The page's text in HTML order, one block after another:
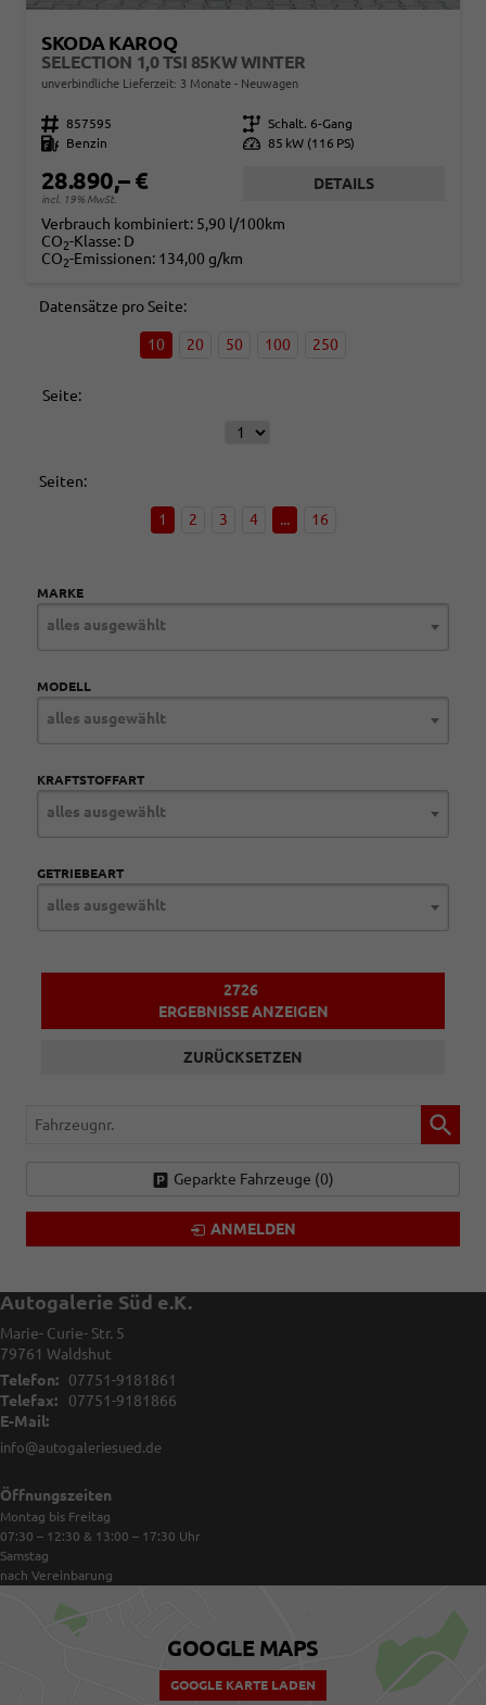
SKODA KAROQ
SELECTION 1,0 TSI 85KW WINTER
unverbindliche Lieferzeit: 3 Monate Neuwagen
Fahrzeugnr. 857595 Getriebe Schalt. 6-Gang
Kraftstoff
Benzin Leistung 85 kW (116 PS)
28.890,– €
incl. 19% MwSt.
DETAILS
Verbrauch kombiniert: 5,90 l/100km
CO2-Klasse: D
CO2-Emissionen: 134,00 g/km
Datensätze pro Seite:
10 20 50 100 250
Seite:
Seiten:
1 2 3 4 ... 16
MARKE
alles ausgewählt
MODELL
alles ausgewählt
KRAFTSTOFFART
alles ausgewählt
GETRIEBEART
alles ausgewählt
2726
ERGEBNISSE ANZEIGEN
ZURÜCKSETZEN
Fahrzeugnr.
Geparkte Fahrzeuge (0)
ANMELDEN
Autogalerie Süd e.K.
Marie- Curie- Str. 5
79761 Waldshut
Telefon:
07751-9181861
Telefax:
07751-9181866
E-Mail:
info@autogaleriesued.de
Öffnungszeiten
Montag bis Freitag
07:30 – 12:30 & 13:00 – 17:30 Uhr
Samstag
nach Vereinbarung
GOOGLE MAPS
GOOGLE KARTE LADEN